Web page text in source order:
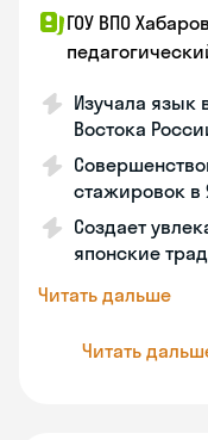
ГОУ ВПО
Изучала язык
Востока
стажировок в
Создает
японские
Читать дальше
Читать